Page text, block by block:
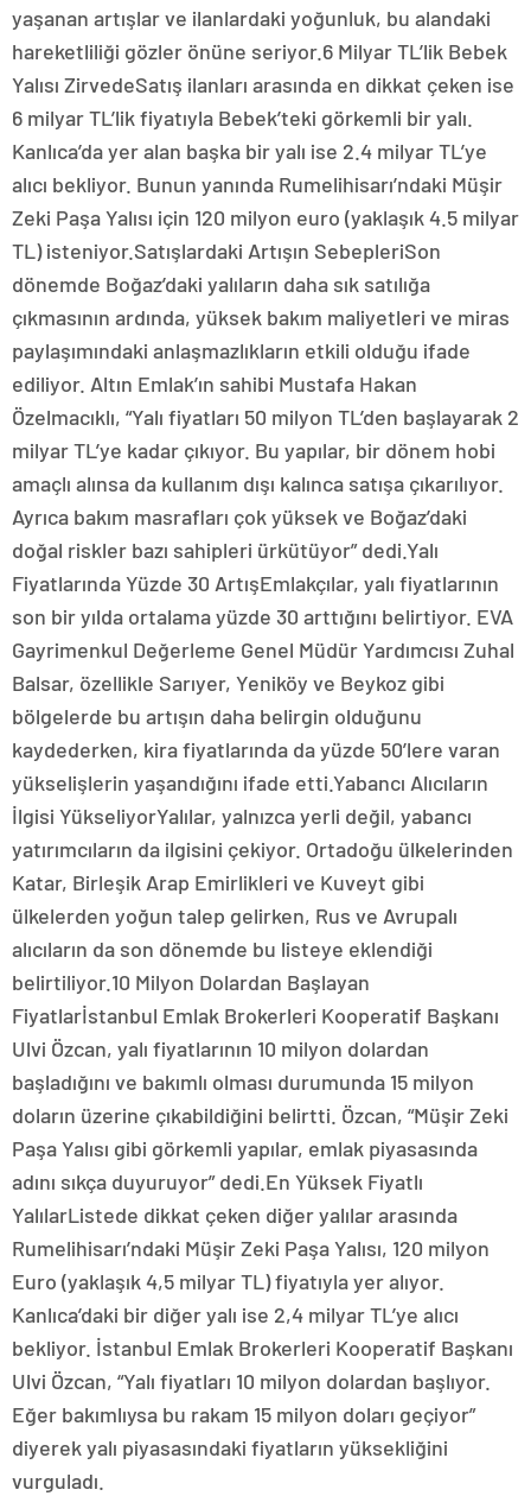
yaşanan artışlar ve ilanlardaki yoğunluk, bu alandaki
hareketliliği gözler önüne seriyor.6 Milyar TL’lik Bebek
Yalısı ZirvedeSatış ilanları arasında en dikkat çeken ise
6 milyar TL’lik fiyatıyla Bebek’teki görkemli bir yalı.
Kanlıca’da yer alan başka bir yalı ise 2.4 milyar TL’ye
alıcı bekliyor. Bunun yanında Rumelihisarı’ndaki Müşir
Zeki Paşa Yalısı için 120 milyon euro (yaklaşık 4.5 milyar
TL) isteniyor.Satışlardaki Artışın SebepleriSon
dönemde Boğaz’daki yalıların daha sık satılığa
çıkmasının ardında, yüksek bakım maliyetleri ve miras
paylaşımındaki anlaşmazlıkların etkili olduğu ifade
ediliyor. Altın Emlak’ın sahibi Mustafa Hakan
Özelmacıklı, “Yalı fiyatları 50 milyon TL’den başlayarak 2
milyar TL’ye kadar çıkıyor. Bu yapılar, bir dönem hobi
amaçlı alınsa da kullanım dışı kalınca satışa çıkarılıyor.
Ayrıca bakım masrafları çok yüksek ve Boğaz’daki
doğal riskler bazı sahipleri ürkütüyor” dedi.Yalı
Fiyatlarında Yüzde 30 ArtışEmlakçılar, yalı fiyatlarının
son bir yılda ortalama yüzde 30 arttığını belirtiyor. EVA
Gayrimenkul Değerleme Genel Müdür Yardımcısı Zuhal
Balsar, özellikle Sarıyer, Yeniköy ve Beykoz gibi
bölgelerde bu artışın daha belirgin olduğunu
kaydederken, kira fiyatlarında da yüzde 50’lere varan
yükselişlerin yaşandığını ifade etti.Yabancı Alıcıların
İlgisi YükseliyorYalılar, yalnızca yerli değil, yabancı
yatırımcıların da ilgisini çekiyor. Ortadoğu ülkelerinden
Katar, Birleşik Arap Emirlikleri ve Kuveyt gibi
ülkelerden yoğun talep gelirken, Rus ve Avrupalı
alıcıların da son dönemde bu listeye eklendiği
belirtiliyor.10 Milyon Dolardan Başlayan
Fiyatlarİstanbul Emlak Brokerleri Kooperatif Başkanı
Ulvi Özcan, yalı fiyatlarının 10 milyon dolardan
başladığını ve bakımlı olması durumunda 15 milyon
doların üzerine çıkabildiğini belirtti. Özcan, “Müşir Zeki
Paşa Yalısı gibi görkemli yapılar, emlak piyasasında
adını sıkça duyuruyor” dedi.En Yüksek Fiyatlı
YalılarListede dikkat çeken diğer yalılar arasında
Rumelihisarı’ndaki Müşir Zeki Paşa Yalısı, 120 milyon
Euro (yaklaşık 4,5 milyar TL) fiyatıyla yer alıyor.
Kanlıca’daki bir diğer yalı ise 2,4 milyar TL’ye alıcı
bekliyor. İstanbul Emlak Brokerleri Kooperatif Başkanı
Ulvi Özcan, “Yalı fiyatları 10 milyon dolardan başlıyor.
Eğer bakımlıysa bu rakam 15 milyon doları geçiyor”
diyerek yalı piyasasındaki fiyatların yüksekliğini
vurguladı.